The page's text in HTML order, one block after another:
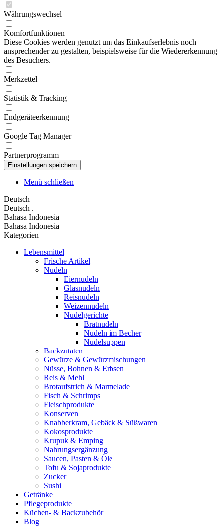
Währungswechsel
Komfortfunktionen
Diese Cookies werden genutzt um das Einkaufserlebnis noch
ansprechender zu gestalten, beispielsweise für die Wiedererkennung
des Besuchers.
Merkzettel
Statistik & Tracking
Endgeräteerkennung
Google Tag Manager
Partnerprogramm
Menü schließen
Deutsch
Deutsch .
Bahasa Indonesia
Bahasa Indonesia
Kategorien
Lebensmittel
Frische Artikel
Nudeln
Eiernudeln
Glasnudeln
Reisnudeln
Weizennudeln
Nudelgerichte
Bratnudeln
Nudeln im Becher
Nudelsuppen
Backzutaten
Gewürze & Gewürzmischungen
Nüsse, Bohnen & Erbsen
Reis & Mehl
Brotaufstrich & Marmelade
Fisch & Schrimps
Fleischprodukte
Konserven
Knabberkram, Gebäck & Süßwaren
Kokosprodukte
Krupuk & Emping
Nahrungsergänzung
Saucen, Pasten & Öle
Tofu & Sojaprodukte
Zucker
Sushi
Getränke
Pflegeprodukte
Küchen- & Backzubehör
Blog